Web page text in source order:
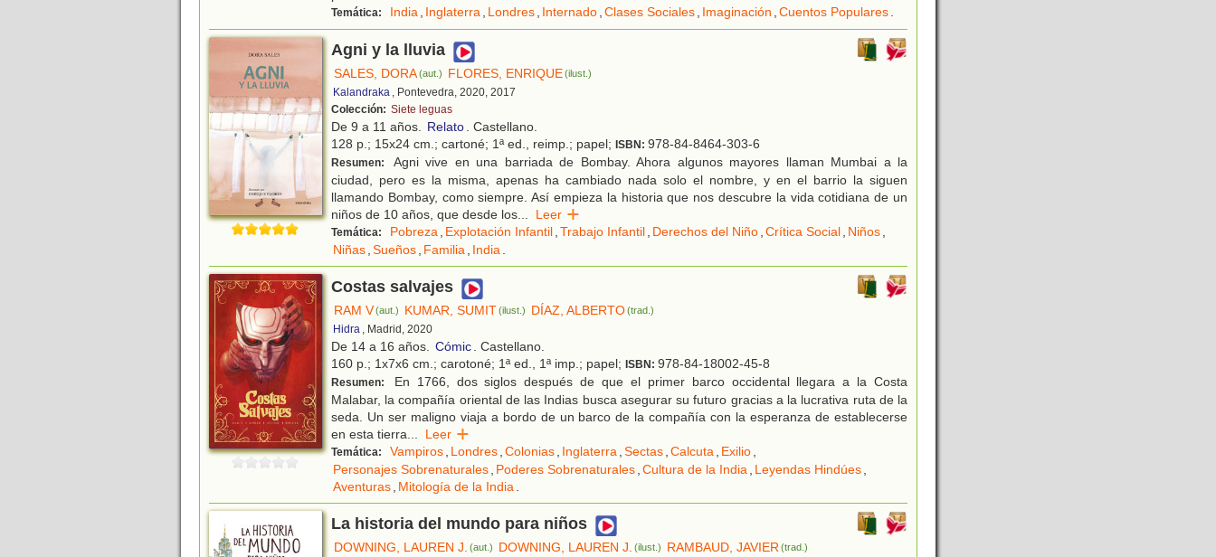
Temática: India, Inglaterra, Londres, Internado,Clases Sociales, Imaginación ,Cuentos Populares.
Agni y la lluvia
SALES, DORA(aut.) FLORES, ENRIQUE(ilust.)
Kalandraka , Pontevedra, 2020, 2017
Colección: Siete leguas
De 9 a 11 años. Relato. Castellano.
128 p.; 15x24 cm.; cartoné; 1ª ed., reimp.; papel; ISBN: 978-84-8464-303-6
Resumen:
Agni vive en una barriada de Bombay. Ahora algunos mayores llaman Mumbai a la
ciudad, pero es la misma, apenas ha cambiado nada solo el nombre, y en el barrio la siguen
llamando Bombay, como siempre. Así empieza la historia que nos descubre la vida cotidiana de un
niños de 10 años, que desde los... Leer
Temática: Pobreza, Explotación Infantil,Trabajo Infantil, Derechos del Niño,Crítica Social, Niños,
Niñas,Sueños, Familia, India.
Costas salvajes
RAM V(aut.) KUMAR, SUMIT(ilust.) DÍAZ, ALBERTO (trad.)
Hidra , Madrid, 2020
De 14 a 16 años. Cómic. Castellano.
160 p.; 1x7x6 cm.; carotoné; 1ª ed., 1ª imp.; papel; ISBN: 978-84-18002-45-8
Resumen:
En 1766, dos siglos después de que el primer barco occidental llegara a la Costa
Malabar, la compañía oriental de las Indias busca asegurar su futuro gracias a la lucrativa ruta de la
seda. Un ser maligno viaja a bordo de un barco de la compañía con la esperanza de establecerse
en esta tierra... Leer
Temática: Vampiros, Londres,Colonias, Inglaterra,Sectas,Calcuta, Exilio,
Personajes Sobrenaturales, Poderes Sobrenaturales,Cultura de la India, Leyendas Hindúes,
Aventuras, Mitología de la India.
La historia del mundo para niños
DOWNING, LAUREN J. (aut.) DOWNING, LAUREN J. (ilust.) RAMBAUD, JAVIER (trad.)